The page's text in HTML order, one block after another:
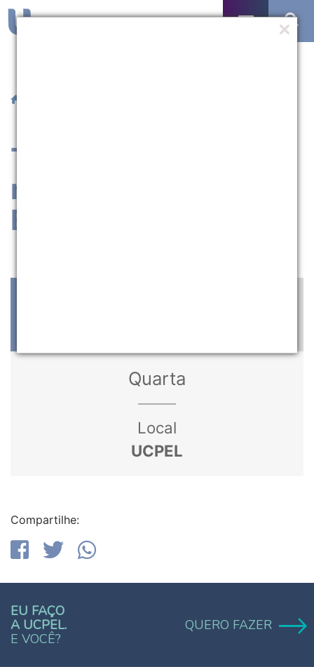
Quarta
Local
UCPEL
Compartilhe:
Término do primeiro
módulo (graduação
EaD)
EU FAÇO
A UCPEL.
E VOCÊ?
QUERO FAZER